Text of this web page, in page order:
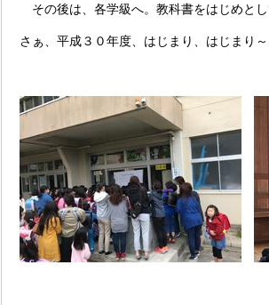
その後は、各学級へ。教科書をはじめと
さぁ、平成３０年度、はじまり、はじまり～